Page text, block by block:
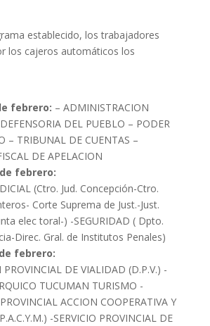
establecido, los trabajadores
los cajeros automáticos los
febrero: – ADMINISTRACION
DEL PUEBLO – PODER
– TRIBUNAL DE CUENTAS –
DE APELACION
febrero:
(Ctro. Jud. Concepción-Ctro.
Corte Suprema de Just.-Just.
elec toral-) -SEGURIDAD ( Dpto.
Direc. Gral. de Institutos Penales)
febrero:
PROVINCIAL DE VIALIDAD (D.P.V.) -
TUCUMAN TURISMO -
ACCION COOPERATIVA Y
-SERVICIO PROVINCIAL DE